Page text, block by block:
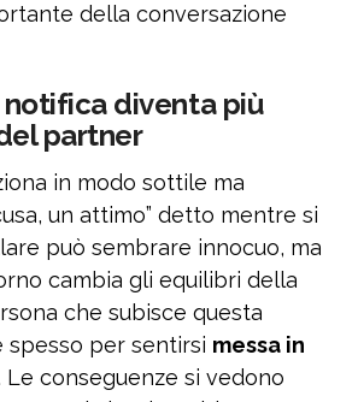
della conversazione
notifica diventa più
partner
in modo sottile ma
un attimo” detto mentre si
può sembrare innocuo, ma
cambia gli equilibri della
che subisce questa
spesso per sentirsi messa in
Le conseguenze si vedono